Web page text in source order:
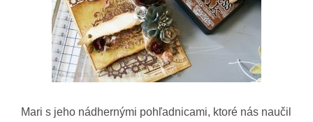
Mari s jeho nádhernými pohľadnicami, ktoré nás naučil